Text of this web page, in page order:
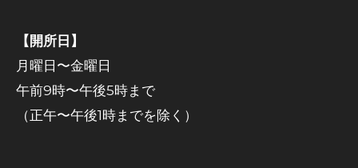
【開所日】
月曜日〜金曜日
午前9時〜午後5時まで
（正午〜午後1時までを除く）